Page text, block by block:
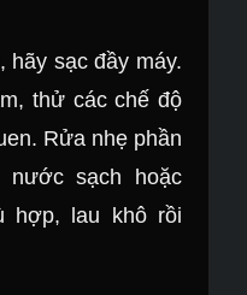
hãy sạc đầy máy.
thử các chế độ
Rửa nhẹ phần
nước sạch hoặc
hợp, lau khô rồi